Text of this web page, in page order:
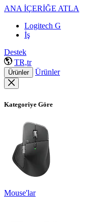
ANA İÇERİĞE ATLA
Logitech G
İş
Destek
TR,tr
Ürünler Ürünler
Kategoriye Göre
Mouse'lar